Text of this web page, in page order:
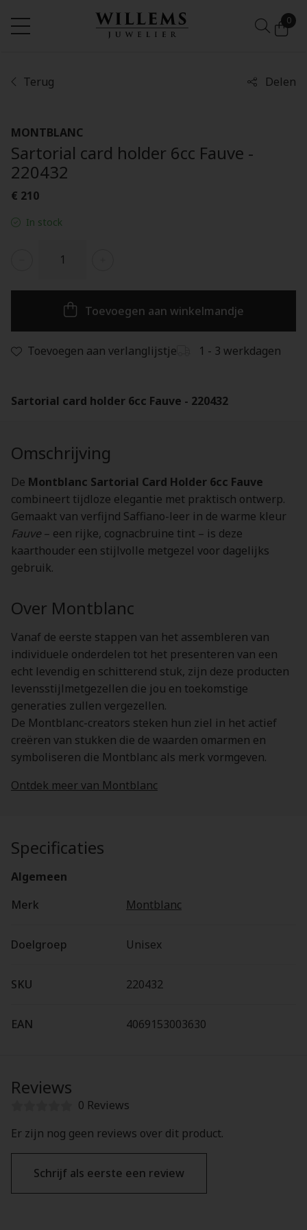
0
Terug Delen
MONTBLANC
Sartorial card holder 6cc Fauve -
220432
€ 210
In stock
Toevoegen aan winkelmandje
Toevoegen aan verlanglijstje 1 - 3 werkdagen
Sartorial card holder 6cc Fauve - 220432
Omschrijving
De Montblanc Sartorial Card Holder 6cc Fauve
combineert tijdloze elegantie met praktisch ontwerp.
Gemaakt van verfijnd Saffiano-leer in de warme kleur
Fauve – een rijke, cognacbruine tint – is deze
kaarthouder een stijlvolle metgezel voor dagelijks
gebruik.
Over Montblanc
Vanaf de eerste stappen van het assembleren van
individuele onderdelen tot het presenteren van een
echt levendig en schitterend stuk, zijn deze producten
levensstijlmetgezellen die jou en toekomstige
generaties zullen vergezellen.
De Montblanc-creators steken hun ziel in het actief
creëren van stukken die de waarden omarmen en
symboliseren die Montblanc als merk vormgeven.
Ontdek meer van Montblanc
Specificaties
Algemeen
Merk
Montblanc
Doelgroep Unisex
SKU 220432
EAN 4069153003630
Reviews
0 Reviews
Er zijn nog geen reviews over dit product.
Schrijf als eerste een review